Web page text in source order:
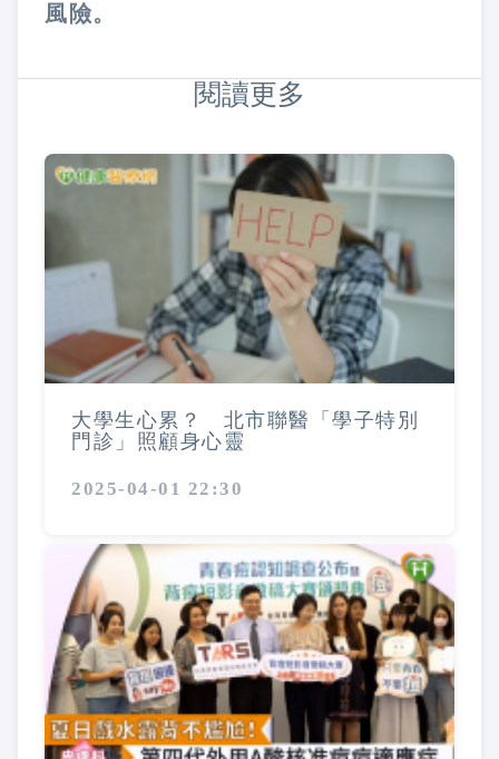
風險。
閱讀更多
大學生心累？ 北市聯醫「學子特別
門診」照顧身心靈
2025-04-01 22:30